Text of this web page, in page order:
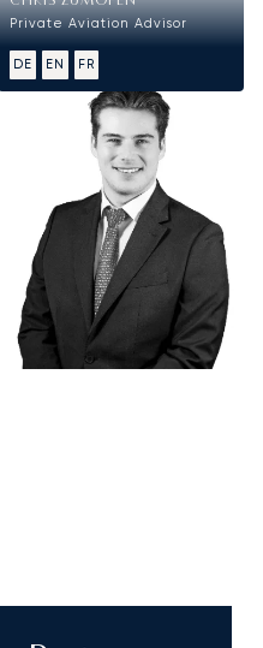
Private Aviation Advisor
DE EN FR
UNS AN